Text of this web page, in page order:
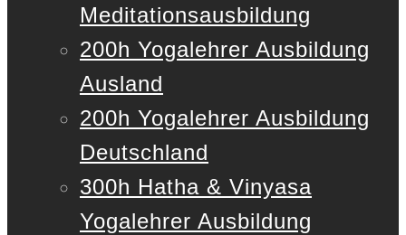
Meditationsausbildung
200h Yogalehrer Ausbildung
Ausland
200h Yogalehrer Ausbildung
Deutschland
300h Hatha & Vinyasa
Yogalehrer Ausbildung